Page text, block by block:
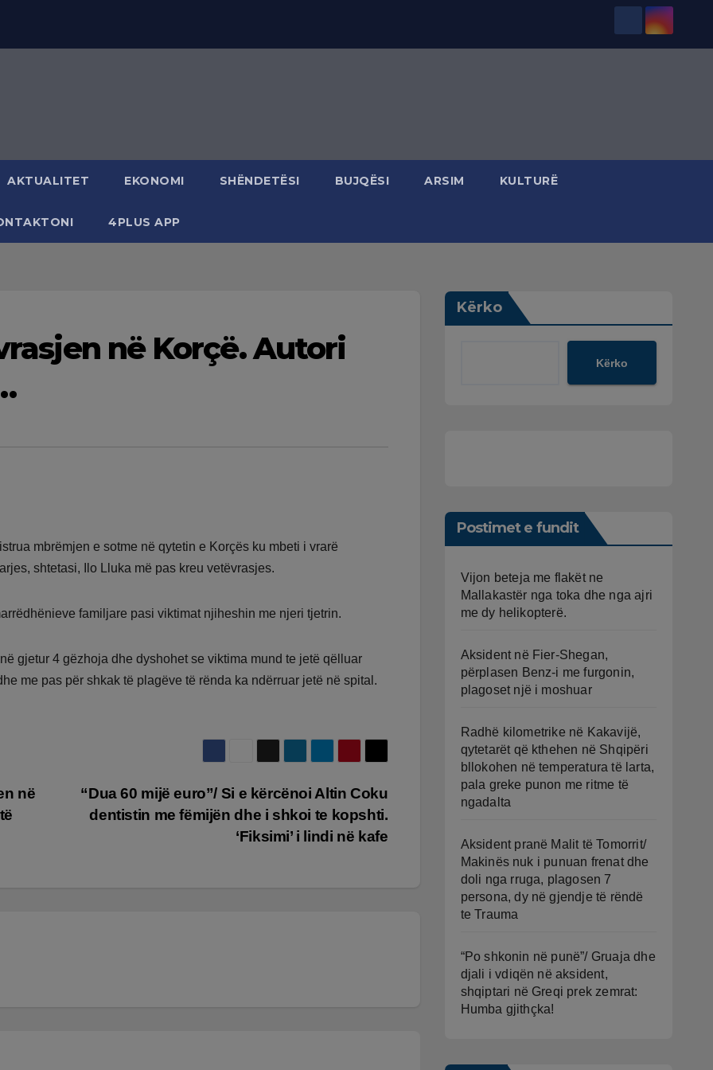
AKTUALITET EKONOMI SHËNDETËSI BUJQËSI ARSIM KULTURË
4PLUS APP
në Korçë. Autori
mbrëmjen e sotme në qytetin e Korçës ku mbeti i vrarë
shtetasi, Ilo Lluka më pas kreu vetëvrasjes.
familjare pasi viktimat njiheshin me njeri tjetrin.
gjetur 4 gëzhoja dhe dyshohet se viktima mund te jetë qëlluar
me pas për shkak të plagëve të rënda ka ndërruar jetë në spital.
“Dua 60 mijë euro”/ Si e kërcënoi Altin Coku
dentistin me fëmijën dhe i shkoi te kopshti.
‘Fiksimi’ i lindi në kafe
në
Kërko
Kërko
Postimet e fundit
Vijon beteja me flakët ne
Mallakastër nga toka dhe nga ajri
me dy helikopterë.
Aksident në Fier-Shegan,
përplasen Benz-i me furgonin,
plagoset një i moshuar
Radhë kilometrike në Kakavijë,
qytetarët që kthehen në Shqipëri
bllokohen në temperatura të larta,
pala greke punon me ritme të
ngadalta
Aksident pranë Malit të Tomorrit/
Makinës nuk i punuan frenat dhe
doli nga rruga, plagosen 7
persona, dy në gjendje të rëndë
te Trauma
“Po shkonin në punë”/ Gruaja dhe
djali i vdiqën në aksident,
shqiptari në Greqi prek zemrat:
Humba gjithçka!